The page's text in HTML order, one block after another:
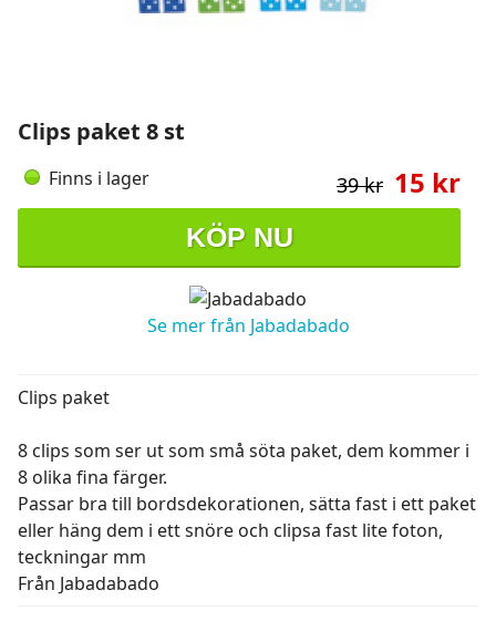
Clips paket 8 st
Finns i lager 15 kr
39 kr
KÖP NU
Se mer från Jabadabado
Clips paket
8 clips som ser ut som små söta paket, dem kommer i
8 olika fina färger.
Passar bra till bordsdekorationen, sätta fast i ett paket
eller häng dem i ett snöre och clipsa fast lite foton,
teckningar mm
Från Jabadabado